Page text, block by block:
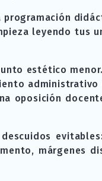
leyendo tus
estético
oposición
márgenes